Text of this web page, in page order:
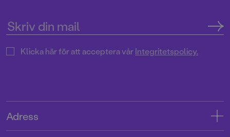
Klicka här för att acceptera vårIntegritetspolicy.
Adress